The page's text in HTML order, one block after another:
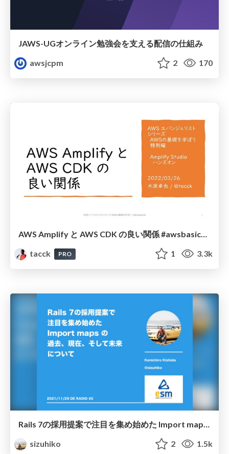
JAWS-UGオンライン勉強会を支える配信の仕組み
awsjcpm
2 170
tacck
PRO 1 3.3k
Rails 7の採用提案で注目を集め始めた Import maps の過去、現在、そして未来について/de radio 2
sizuhiko
2 1.5k